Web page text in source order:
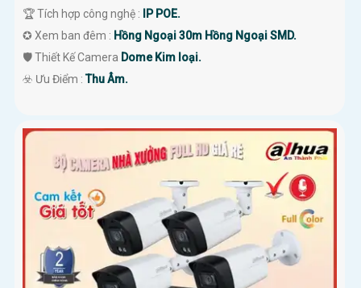
🏆 Tích hợp công nghệ :
IP POE.
✪ Xem ban đêm : Hồng Ngoại 30m Hồng Ngoại SMD.
🛡 Thiết Kế Camera Dome Kim loại.
️☣️ Ưu Điểm :Thu Âm.